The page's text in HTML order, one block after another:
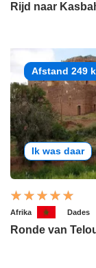
Rijd naar
Afstand 249
Ik was daar
Afrika Dades
Ronde van